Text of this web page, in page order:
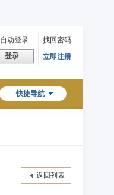
自动登录
找回密码
登录 立即注册
快捷导航
返回列表